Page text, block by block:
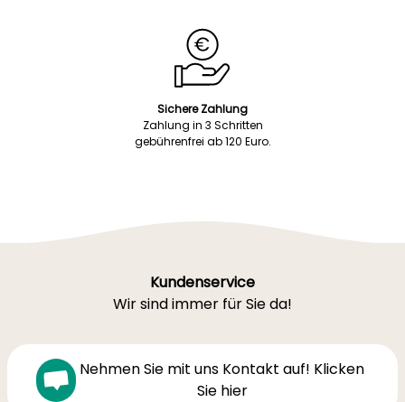
Sichere Zahlung
Zahlung in 3 Schritten
gebührenfrei ab 120 Euro.
Kundenservice
Wir sind immer für Sie da!
Nehmen Sie mit uns Kontakt auf! Klicken
Sie hier